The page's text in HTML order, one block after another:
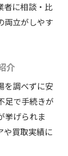
者に相談・比
両立がしやす
介
を調べずに安
足で手続きが
挙げられま
や買取実績に